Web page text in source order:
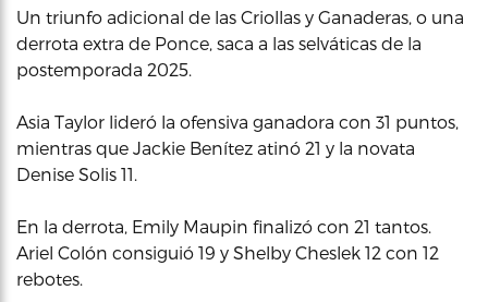
Un triunfo adicional de las Criollas y Ganaderas, o una
derrota extra de Ponce, saca a las selváticas de la
postemporada 2025.
Asia Taylor lideró la ofensiva ganadora con 31 puntos,
mientras que Jackie Benítez atinó 21 y la novata
Denise Solis 11.
En la derrota, Emily Maupin finalizó con 21 tantos.
Ariel Colón consiguió 19 y Shelby Cheslek 12 con 12
rebotes.